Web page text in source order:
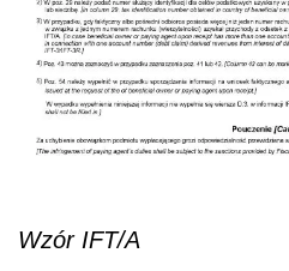
Wzór IFT/A